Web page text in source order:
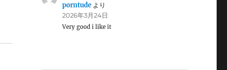
porntude より
2026年3月24日
Very good i like it